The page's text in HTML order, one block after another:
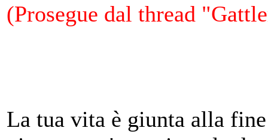
(Prosegue dal thread
La tua vita è giunta alla